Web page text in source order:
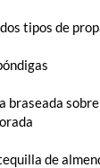
tipos de
braseada
de